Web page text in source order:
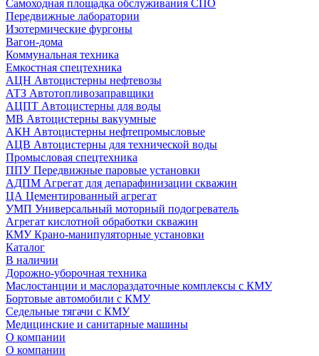
Самоходная площадка обслуживания СПО
Передвижные лаборатории
Изотермические фургоны
Вагон-дома
Коммунальная техника
Емкостная спецтехника
АЦН Автоцистерны нефтевозы
АТЗ Автотопливозаправщики
АЦПТ Автоцистерны для воды
МВ Автоцистерны вакуумные
АКН Автоцистерны нефтепромысловые
АЦВ Автоцистерны для технической воды
Промысловая спецтехника
ППУ Передвижные паровые установки
АДПМ Агрегат для депарафинизации скважин
ЦА Цементированный агрегат
УМП Универсальный моторный подогреватель
Агрегат кислотной обработки скважин
КМУ Крано-манипуляторные установки
Каталог
В наличии
Дорожно-уборочная техника
Маслостанции и маслораздаточные комплексы с КМУ
Бортовые автомобили с КМУ
Седельные тягачи с КМУ
Медицинские и санитарные машины
О компании
О компании